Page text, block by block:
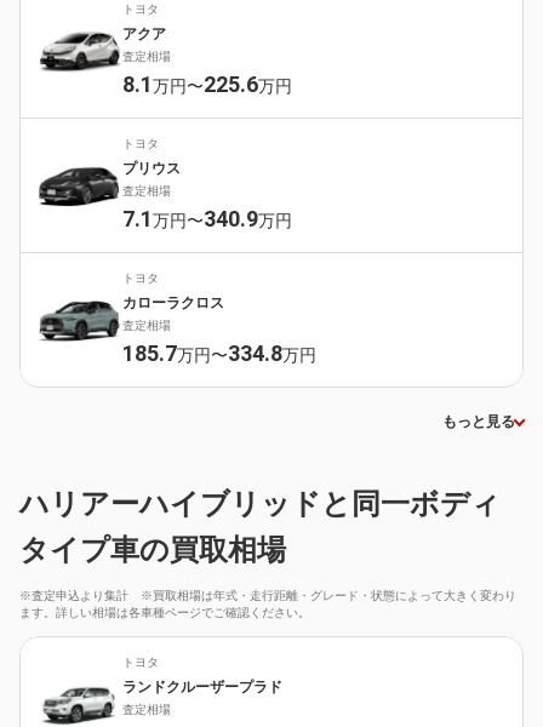
トヨタ
アクア
査定相場
8.1万円〜225.6万円
トヨタ
プリウス
査定相場
7.1万円〜340.9万円
トヨタ
カローラクロス
査定相場
185.7万円〜334.8万円
もっと見る
ハリアーハイブリッドと同一ボディ
タイプ車の買取相場
※査定申込より集計 ※買取相場は年式・走行距離・グレード・状態によって大きく変わり
ます。詳しい相場は各車種ページでご確認ください。
トヨタ
ランドクルーザープラド
査定相場